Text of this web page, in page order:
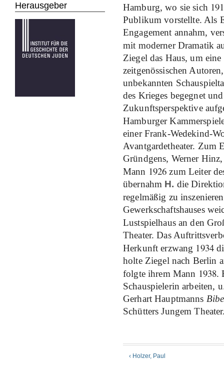
Hamburg, wo sie sich
Publikum vorstellte. Als
Engagement annahm,
mit moderner Dramatik
Ziegel das Haus, um
zeitgenössischen
unbekannten
des Krieges begegnet
Zukunftsperspektive
Hamburger
einer Frank-Wedekind-
Avantgardetheater. Zum
Gründgens, Werner
Mann 1926 zum Leiter
übernahm H. die
regelmäßig zu
Gewerkschaftshauses
Lustspielhaus an den
Theater. Das
Herkunft erzwang 1934
holte Ziegel nach Berlin
folgte ihrem Mann 1938.
Schauspielerin arbeiten,
Gerhart Hauptmanns
Schütters Jungem
‹ Holzer, Paul
Herausgeber